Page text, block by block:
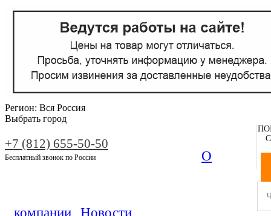
Регион: Вся Россия
Выбрать город
+7 (812) 655-50-50
Бесплатный звонок по России О
компании Новости